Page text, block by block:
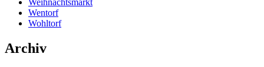
Wentorf
Wohltorf
Archiv